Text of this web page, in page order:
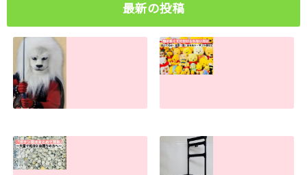
最新の投稿
古い物・キズ汚れ
があっても売れま
す！
分のお手伝いしま